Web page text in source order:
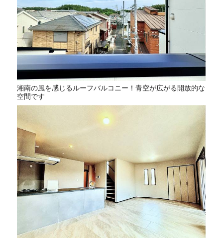
湘南の風を感じるルーフバルコニー！青空が広がる開放的な
空間です